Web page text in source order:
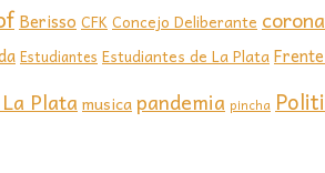
Berisso CFKConcejo Deliberante
Estudiantes Estudiantes de La Plata
Plata musicapandemia pincha